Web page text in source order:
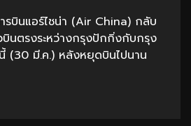
รบินแอร์ไชน่า (Air China) กลับ
บินตรงระหว่างกรุงปักกิ่งกับกรุง
(30 มี.ค.) หลังหยุดบินไปนาน